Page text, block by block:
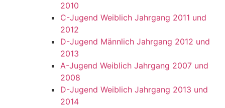
2010
C-Jugend Weiblich Jahrgang 2011 und
2012
D-Jugend Männlich Jahrgang 2012 und
2013
A-Jugend Weiblich Jahrgang 2007 und
2008
D-Jugend Weiblich Jahrgang 2013 und
2014